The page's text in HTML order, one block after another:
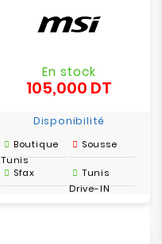
En stock
105,000 DT
Disponibilité
Boutique
Tunis
Sousse
Sfax
Tunis
Drive-IN